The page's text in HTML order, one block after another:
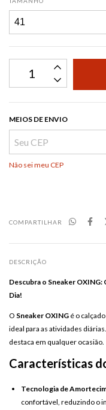
MEIOS DE ENVIO
Não sei meu CEP
COMPARTILHAR
DESCRIÇÃO
Descubra o Sneaker OXING:
Dia!
O Sneaker OXING é o
ideal para as atividades
destaca em qualquer ocasião.
Características
Tecnologia de
confortável, reduzindo o